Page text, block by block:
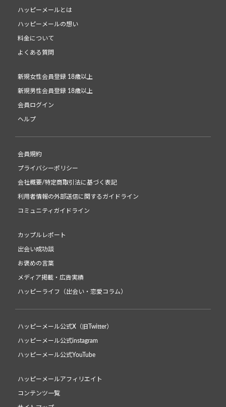
ハッピーメールとは
ハッピーメールの想い
料金について
よくある質問
新規女性会員登録 18歳以上
新規男性会員登録 18歳以上
会員ログイン
ヘルプ
会員規約
プライバシーポリシー
会社概要/特定商取引法に基づく表記
利用者情報の外部送信に関するガイドライン
コミュニティガイドライン
カップルレポート
出会い成功談
お褒めの言葉
メディア掲載・広告実績
ハッピーライフ（出会い・恋愛コラム）
ハッピーメール公式X（旧Twitter）
ハッピーメール公式instagram
ハッピーメール公式YouTube
ハッピーメールアフィリエイト
コンテンツ一覧